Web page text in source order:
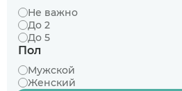
Не важно
До 2
До 5
Пол
Мужской
Женский